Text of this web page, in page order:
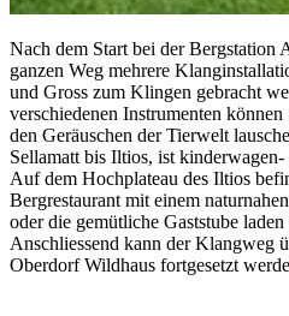
Nach dem Start bei der Bergstation
ganzen Weg mehrere
und Gross zum Klingen gebracht
verschiedenen Instrumenten
den Geräuschen der Tierwelt
Sellamatt bis Iltios, ist
Auf dem Hochplateau des Iltios
Bergrestaurant mit einem
oder die gemütliche Gaststube
Anschliessend kann der Klangweg
Oberdorf Wildhaus fortgesetzt